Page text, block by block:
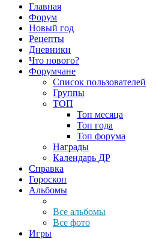
Главная
Форум
Новый год
Рецепты
Дневники
Что нового?
Форумчане
Список пользователей
Группы
ТОП
Топ месяца
Топ года
Топ форума
Награды
Календарь ДР
Справка
Гороскоп
Альбомы
Все альбомы
Все фото
Игры